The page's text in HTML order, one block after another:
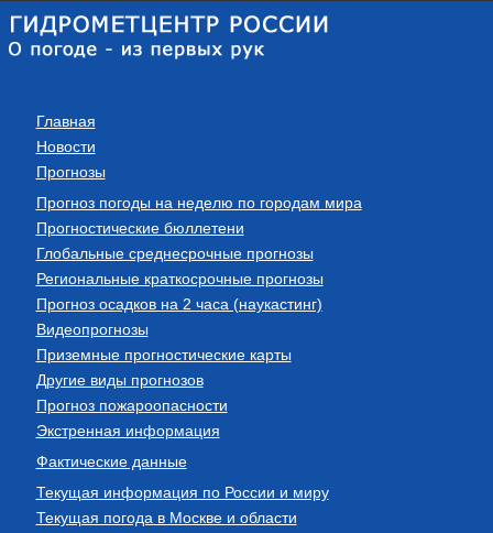
Главная
Новости
Прогнозы
Прогноз погоды на неделю по городам мира
Прогностические бюллетени
Глобальные среднесрочные прогнозы
Региональные краткосрочные прогнозы
Прогноз осадков на 2 часа (наукастинг)
Видеопрогнозы
Приземные прогностические карты
Другие виды прогнозов
Прогноз пожароопасности
Экстренная информация
Фактические данные
Текущая информация по России и миру
Текущая погода в Москве и области